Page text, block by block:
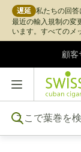
遅延 私たちの回答
最近の輸入規制の変
います。すべてのメ
顧客
コンテンツにスキ